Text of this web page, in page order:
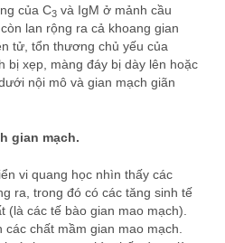
của C3 và IgM ở mảnh cầu
lan rộng ra cả khoang gian
tử, tổn thương chủ yếu của
bị xẹp, màng đáy bị dày lên hoặc
nội mô và gian mạch giãn
gian mạch.
vi quang học nhìn thấy các
ra, trong đó có các tăng sinh tế
(là các tế bào gian mao mạch).
chất mầm gian mao mạch.